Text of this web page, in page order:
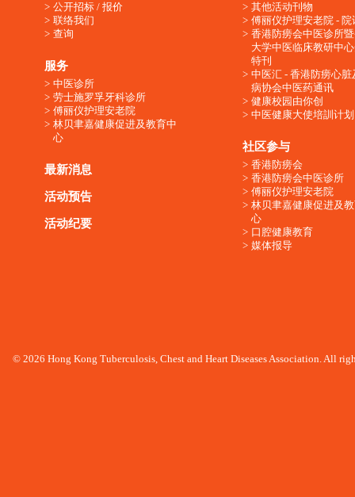
公开招标 / 报价
联络我们
查询
服务
中医诊所
劳士施罗孚牙科诊所
傅丽仪护理安老院
林贝聿嘉健康促进及教育中
心
最新消息
活动预告
活动纪要
其他活动刊物
傅丽仪护理安老院 - 院
香港防痨会中医诊所
大学中医临床教研中
特刊
中医汇 - 香港防痨心脏
病协会中医药通讯
健康校园由你创
中医健康大使培訓计划
社区参与
香港防痨会
香港防痨会中医诊所
傅丽仪护理安老院
林贝聿嘉健康促进及
心
口腔健康教育
媒体报导
© 2026 Hong Kong Tuberculosis, Chest and Heart Diseases Association. All